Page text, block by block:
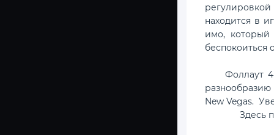
находится в
имо,
Фоллаут 4
New Vegas.
Здесь